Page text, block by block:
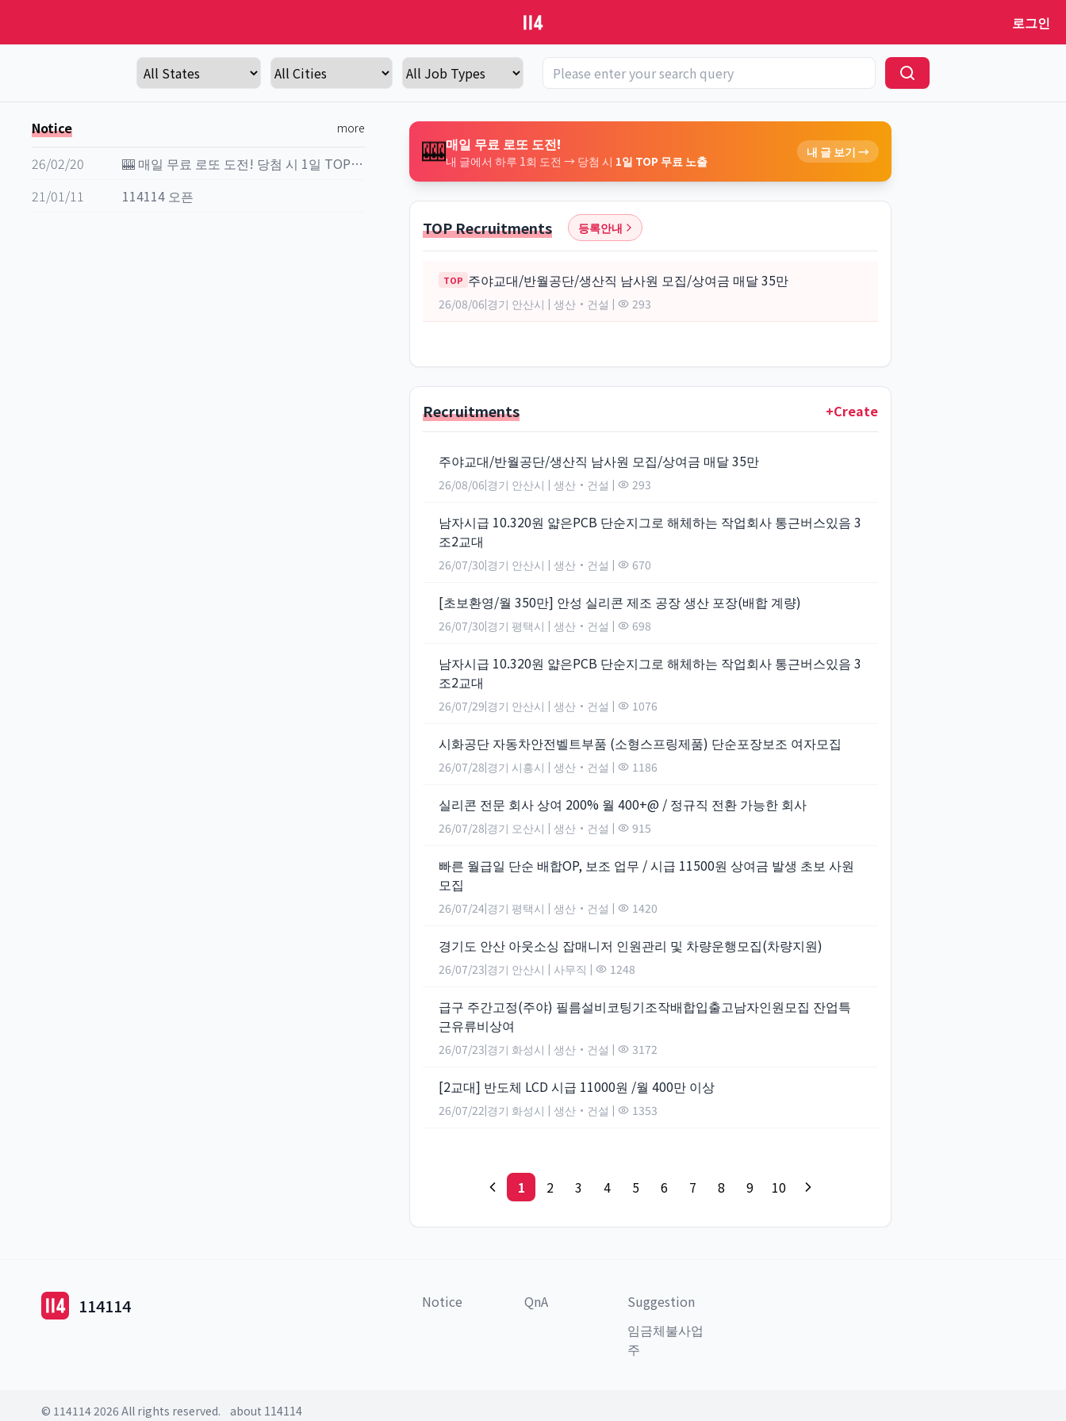
로그인
Notice more
26/02/20
🎰 매일 무료 로또 도전! 당첨 시 1일 TOP 무료 노출
21/01/11
114114 오픈
🎰매일 무료 로또 도전!
내 글에서 하루 1회 도전 → 당첨 시 1일 TOP 무료 노출
내 글 보기 →
TOP Recruitments 등록안내
TOP 주야교대/반월공단/생산직 남사원 모집/상여금 매달 35만
26/08/06|경기 안산시 | 생산·건설 | 293
Recruitments +Create
주야교대/반월공단/생산직 남사원 모집/상여금 매달 35만
26/08/06|경기 안산시 | 생산·건설 | 293
남자시급 10.320원 얇은PCB 단순지그로 해체하는 작업회사 통근버스있음 3
조2교대
26/07/30|경기 안산시 | 생산·건설 | 670
[초보환영/월 350만] 안성 실리콘 제조 공장 생산 포장(배합 계량)
26/07/30|경기 평택시 | 생산·건설 | 698
남자시급 10.320원 얇은PCB 단순지그로 해체하는 작업회사 통근버스있음 3
조2교대
26/07/29|경기 안산시 | 생산·건설 | 1076
시화공단 자동차안전벨트부품 (소형스프링제품) 단순포장보조 여자모집
26/07/28|경기 시흥시 | 생산·건설 | 1186
실리콘 전문 회사 상여 200% 월 400+@ / 정규직 전환 가능한 회사
26/07/28|경기 오산시 | 생산·건설 | 915
빠른 월급일 단순 배합OP, 보조 업무 / 시급 11500원 상여금 발생 초보 사원
모집
26/07/24|경기 평택시 | 생산·건설 | 1420
경기도 안산 아웃소싱 잡매니저 인원관리 및 차량운행모집(차량지원)
26/07/23|경기 안산시 | 사무직 | 1248
급구 주간고정(주야) 필름설비코팅기조작배합입출고남자인원모집 잔업특
근유류비상여
26/07/23|경기 화성시 | 생산·건설 | 3172
[2교대] 반도체 LCD 시급 11000원 /월 400만 이상
26/07/22|경기 화성시 | 생산·건설 | 1353
1 2 3 4 5 6 7 8 9 10
114114 Notice QnA
Suggestion
임금체불사업
주
© 114114 2026 All rights reserved. about 114114